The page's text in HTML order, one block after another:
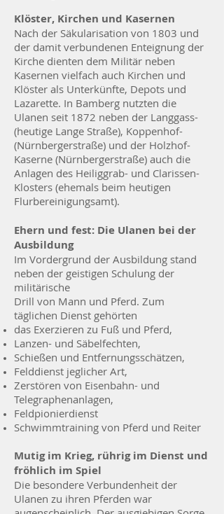
Klöster, Kirchen und Kasernen
Nach der Säkularisation von 1803 und
der damit verbundenen Enteignung der
Kirche dienten dem Militär neben
Kasernen vielfach auch Kirchen und
Klöster als Unterkünfte, Depots und
Lazarette. In Bamberg nutzten die
Ulanen seit 1872 neben der Langgass-
(heutige Lange Straße), Koppenhof-
(Nürnbergerstraße) und der Holzhof-
Kaserne (Nürnbergerstraße) auch die
Anlagen des Heiliggrab- und Clarissen-
Klosters (ehemals beim heutigen
Flurbereinigungsamt).
Ehern und fest: Die Ulanen bei der
Ausbildung
Im Vordergrund der Ausbildung stand
neben der geistigen Schulung der
militärische
Drill von Mann und Pferd. Zum
täglichen Dienst gehörten
das Exerzieren zu Fuß und Pferd,
Lanzen- und Säbelfechten,
Schießen und Entfernungsschätzen,
Felddienst jeglicher Art,
Zerstören von Eisenbahn- und
Telegraphenanlagen,
Feldpionierdienst
Schwimmtraining von Pferd und Reiter
Mutig im Krieg, rührig im Dienst und
fröhlich im Spiel
Die besondere Verbundenheit der
Ulanen zu ihren Pferden war